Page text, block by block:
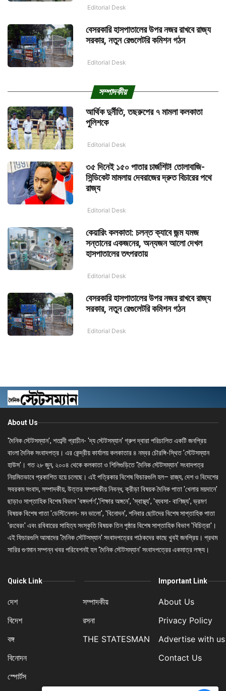
Editorial Desk
বেসরকারি হাসপাতালের উপর নজর রাখবে রাজ্য
সরকার, নতুন রেগুলেটরি কমিশন গঠন
Editorial Desk
সম্পাদকীয়
আর্থিক দুর্নীতি, তছরুপের ৭ মামলা কলকাতা
পুলিশকে
Editorial Desk
৩৫ দিনেই ১৫০ পাতার চার্জশিট! তোলাবাজি-
সিন্ডিকেট মামলায় দেবরাজের দ্রুত বিচারের পথে
রাজ্য
Editorial Desk
কেয়ারিং কলকাতা: চলন্ত ক্যাবে জন্ম যমজ
সন্তানের একজনের, অন্যজন আলো দেখল
হাসপাতালের তৎপরতায়
Editorial Desk
বেসরকারি হাসপাতালের উপর নজর রাখবে রাজ্য
সরকার, নতুন রেগুলেটরি কমিশন গঠন
Editorial Desk
About Us
'দৈনিক স্টেটসম্যান', শতাব্দী প্রাচীন- 'দ্য স্টেটসম্যান' গ্রুপ দ্বারা পরিচালিত একটি জনপ্রিয়
বাংলা দৈনিক সংবাদপত্র। এর কেন্দ্রীয় কার্যালয় কলকাতার ৪ নম্বর চৌরঙ্গি-স্থিত 'স্টেটসম্যান
হাউস'। গত ২৮ জুন, ২০০৪ থেকে কলকাতা ও শিলিগুড়িতে 'দৈনিক স্টেটসম্যান' সংবাদপত্র
নিয়মিতভাবে প্রকাশিত হয়ে চলেছে। এই পত্রিকার বিশেষ ফিচারগুলি হল– রাজ্য, দেশ ও বিদেশের
সবরকম সংবাদ, সম্পাদকীয়, উত্তর সম্পাদকীয় নিবন্ধ, ক্রীড়া বিষয়ক দৈনিক পাতা 'খেলার ময়দানে'
ছাড়াও সাপ্তাহিক বিশেষ বিভাগ 'বঙ্গদর্পণ','শিক্ষার অঙ্গনে', 'স্বাস্থ্য', 'ব্যবসা- বাণিজ্য', ভ্রমণ
বিষয়ক বিশেষ পাতা 'ডেস্টিনেশন- মন ভালো', 'বিনোদন', শনিবার ছোটদের বিশেষ সাপ্তাহিক পাতা
'রংবেরং' এবং রবিবারের সাহিত্য সংস্কৃতি বিষয়ক তিন পৃষ্ঠার বিশেষ সাপ্তাহিক বিভাগ 'বিচিত্রা'।
এই ফিচারগুলি আমাদের 'দৈনিক স্টেটসম্যান' সংবাদপত্রের পাঠকদের কাছে খুবই জনপ্রিয়। প্রথম
সারির গুণমান সম্পন্ন খবর পরিবেশনই হল 'দৈনিক স্টেটসম্যান' সংবাদপত্রের একমাত্র লক্ষ্য।
Quick Link
দেশ
বিদেশ
বঙ্গ
বিনোদন
স্পোর্টস
সম্পাদকীয়
রসনা
THE STATESMAN
Important Link
About Us
Privacy Policy
Advertise with us
Contact Us